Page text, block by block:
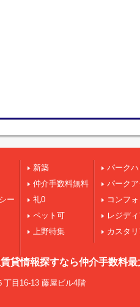
ー
新築
仲介手数料無料
礼0
ペット可
上野特集
パークハ
パーク
コンフ
レジディ
カスタリ
賃貸情報探すなら仲介手数料
丁目16-13 藤屋ビル4階